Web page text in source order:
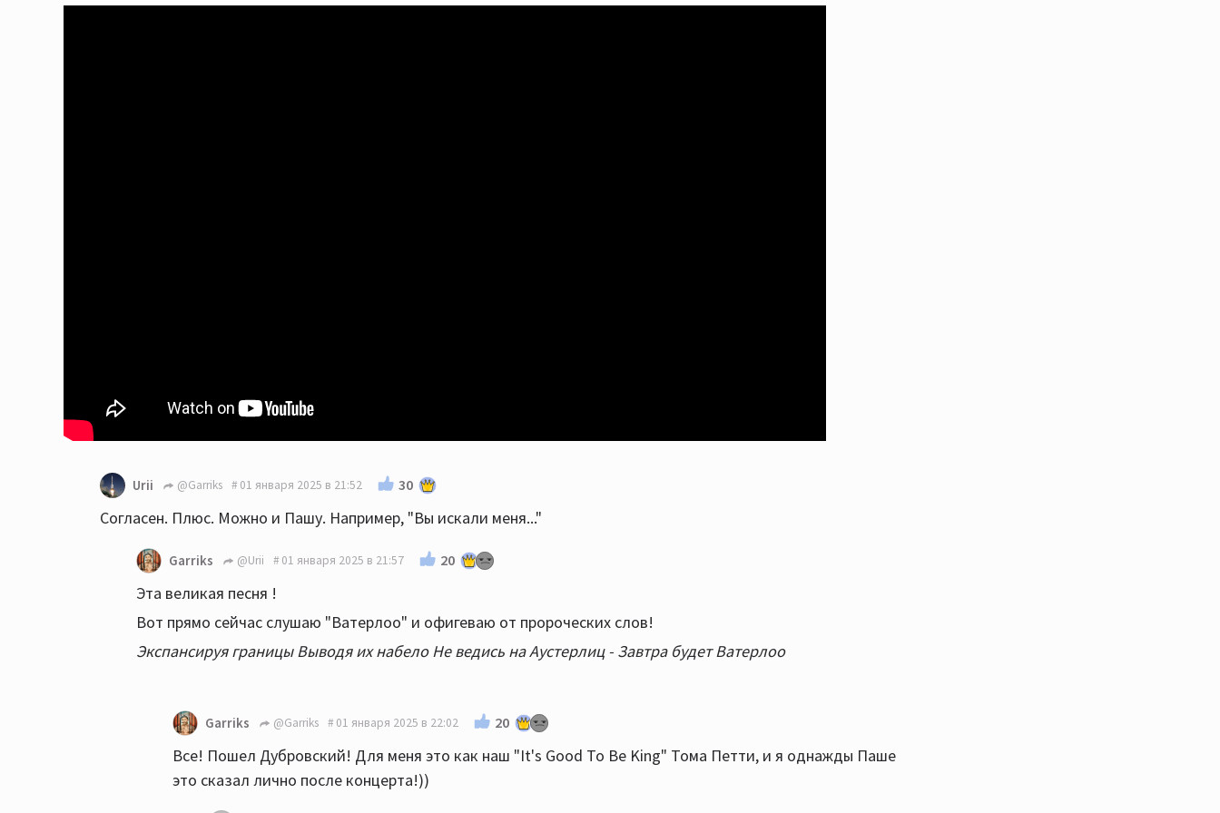
Urii @Garriks 01 января 2025 в 21:52 30
Согласен. Плюс. Можно и Пашу. Например, "Вы искали меня..."
Garriks @Urii 01 января 2025 в 21:57 20
Эта великая песня !
Вот прямо сейчас слушаю "Ватерлоо" и офигеваю от пророческих слов!
Экспансируя границы Выводя их набело Не ведись на Аустерлиц - Завтра будет Ватерлоо
Garriks @Garriks 01 января 2025 в 22:02 20
Все! Пошел Дубровский! Для меня это как наш "It's Good To Be King" Тома Петти, и я однажды Паше
это сказал лично после концерта!))